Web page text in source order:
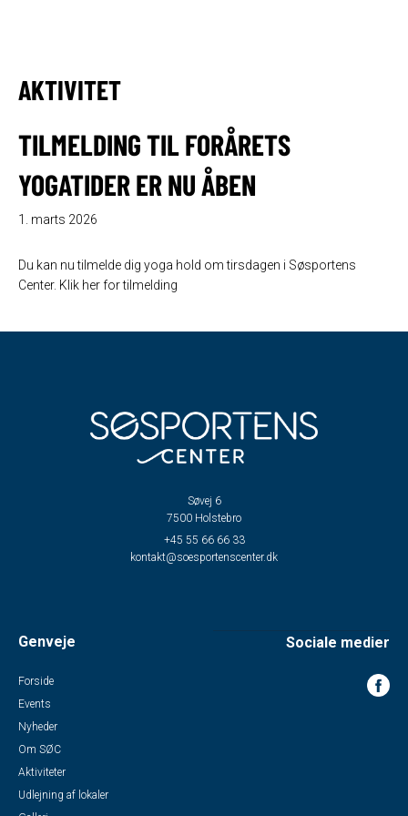
AKTIVITET
TILMELDING TIL FORÅRETS
YOGATIDER ER NU ÅBEN
1. marts 2026
Du kan nu tilmelde dig yoga hold om tirsdagen i Søsportens
Center. Klik her for tilmelding
Genveje
Forside
Events
Nyheder
Om SØC
Aktiviteter
Udlejning af lokaler
Søvej 6
7500 Holstebro
+45 55 66 66 33
kontakt@soesportenscenter.dk
Sociale medier